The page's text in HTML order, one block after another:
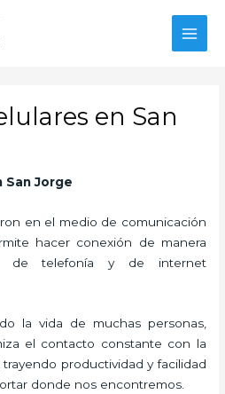
en San
San Jorge
en el medio de comunicación
hacer conexión de manera
de telefonía y de internet
la vida de muchas personas,
el contacto constante con la
productividad y facilidad
donde nos encontremos.